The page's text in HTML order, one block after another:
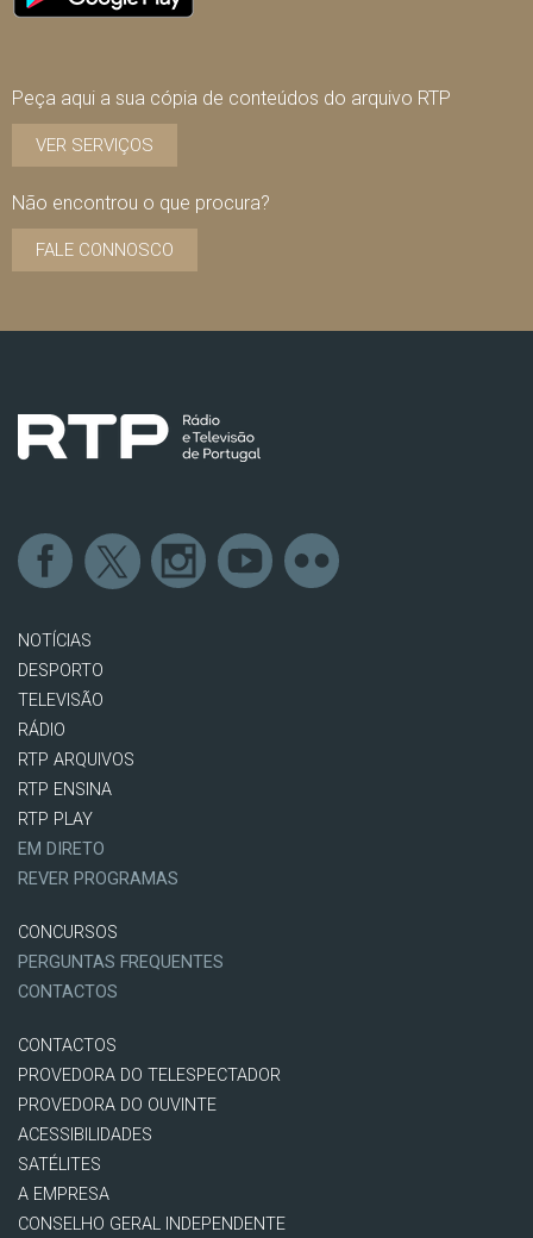
Peça aqui a sua cópia de conteúdos do arquivo RTP
VER SERVIÇOS
Não encontrou o que procura?
FALE CONNOSCO
NOTÍCIAS
DESPORTO
TELEVISÃO
RÁDIO
RTP ARQUIVOS
RTP ENSINA
RTP PLAY
EM DIRETO
REVER PROGRAMAS
CONCURSOS
PERGUNTAS FREQUENTES
CONTACTOS
CONTACTOS
PROVEDORA DO TELESPECTADOR
PROVEDORA DO OUVINTE
ACESSIBILIDADES
SATÉLITES
A EMPRESA
CONSELHO GERAL INDEPENDENTE